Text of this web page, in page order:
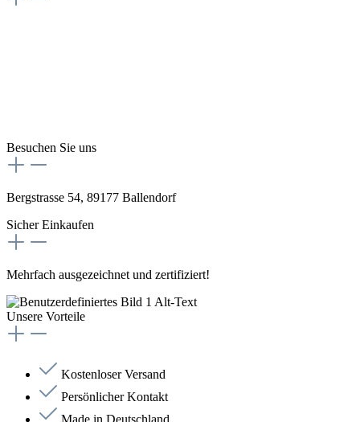
Besuchen Sie uns
Bergstrasse 54, 89177 Ballendorf
Sicher Einkaufen
Mehrfach ausgezeichnet und zertifiziert!
Unsere Vorteile
Kostenloser Versand
Persönlicher Kontakt
Made in Deutschland